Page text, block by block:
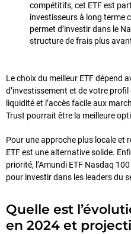
compétitifs, cet ETF est
investisseurs à long terme
permet d’investir dans le
structure de frais plus
Le choix du meilleur ETF dépend
d’investissement et de votre
liquidité et l’accès facile aux
Trust pourrait être la meilleure
Pour une approche plus locale et
ETF est une alternative solide.
priorité, l’Amundi ETF Nasdaq
pour investir dans les leaders du
Quelle est
en 2024 et